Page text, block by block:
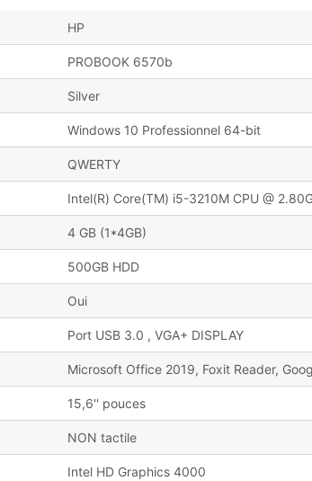
HP
PROBOOK 6570b
Silver
Windows 10 Professionnel 64-bit
QWERTY
Intel(R) Core(TM) i5-3210M CPU @
4 GB (1*4GB)
500GB HDD
Oui
Port USB 3.0 , VGA+ DISPLAY
Microsoft Office 2019, Foxit Reader,
15,6'' pouces
NON tactile
Intel HD Graphics 4000